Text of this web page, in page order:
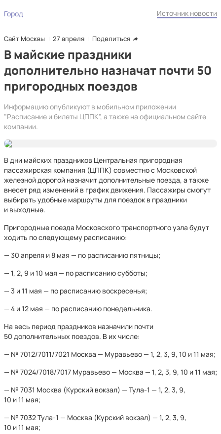
Город Источник новости
Сайт Москвы 27 апреля Поделиться
В майские праздники
дополнительно назначат почти 50
пригородных поездов
Информацию опубликуют в мобильном приложении
"Расписание и билеты ЦППК", а также на официальном сайте
компании.
В дни майских праздников Центральная пригородная
пассажирская компания (ЦППК) совместно с Московской
железной дорогой назначит дополнительные поезда, а также
внесет ряд изменений в график движения. Пассажиры смогут
выбирать удобные маршруты для поездок в праздники
и выходные.
Пригородные поезда Московского транспортного узла будут
ходить по следующему расписанию:
— 30 апреля и 8 мая — по расписанию пятницы;
— 1, 2, 9 и 10 мая — по расписанию субботы;
— 3 и 11 мая — по расписанию воскресенья;
— 4 и 12 мая — по расписанию понедельника.
На весь период праздников назначили почти
50 дополнительных поездов. В их числе:
— № 7012/7011/7021 Москва — Муравьево — 1, 2, 3, 9, 10 и 11 мая;
— № 7024/7018/7017 Муравьево — Москва — 1, 2, 3, 9, 10 и 11 мая;
— № 7031 Москва (Курский вокзал) — Тула-1 — 1, 2, 3, 9,
10 и 11 мая;
— № 7032 Тула-1 — Москва (Курский вокзал) — 1, 2, 3, 9,
10 и 11 мая;